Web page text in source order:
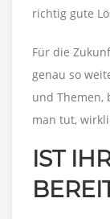
richtig gute
Für die
genau so
und Themen,
man tut,
IST